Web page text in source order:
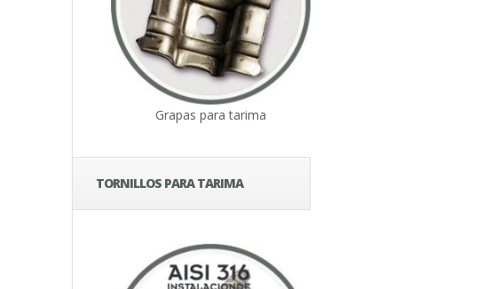
Grapas para tarima
TORNILLOS PARA TARIMA